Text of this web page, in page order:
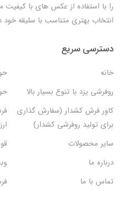
را با استفاده از عکس های با کیفیت
انتخاب بهتری متناسب با سلیقه خود
دسترسی سریع
خانه
روفرشی یزد با تنوع بسیار بالا
کاور فرش کشدار (سفارش گذاری
برای تولید روفرشی کشدار)
سایر محصولات
درباره ما
تماس با ما